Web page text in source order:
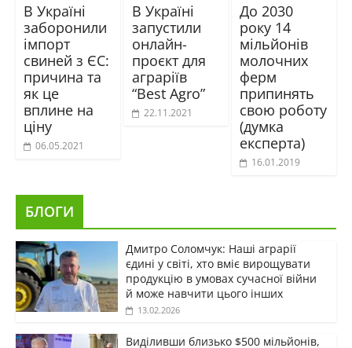
В Україні
заборонили
імпорт
свиней з ЄС:
причина та
як це
вплине на
ціну
06.05.2021
В Україні
запустили
онлайн-
проєкт для
аграріїв
“Best Agro”
22.11.2021
До 2030
року 14
мільйонів
молочних
ферм
припинять
свою роботу
(думка
експерта)
16.01.2019
БЛОГИ
Дмитро Соломчук: Наші аграрії
єдині у світі, хто вміє вирощувати
продукцію в умовах сучасної війни
й може навчити цього інших
13.02.2026
Виділивши близько $500 мільйонів,